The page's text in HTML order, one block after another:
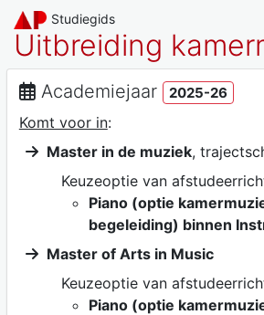
Studiegids
Uitbreiding
Academiejaar 2025-26
Komt voor in:
Master in de muziek,
Keuzeoptie van
Piano (optie
begeleiding) binnen
Master of Arts in Music
Keuzeoptie van
Piano (optie